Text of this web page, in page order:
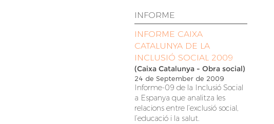
INFORME
INFORME CAIXA
CATALUNYA DE LA
INCLUSIÓ SOCIAL 2009
(Caixa Catalunya - Obra social)
24 de September de 2009
Informe-09 de la Inclusió Social
a Espanya que analitza les
relacions entre l’exclusió social,
l’educació i la salut.